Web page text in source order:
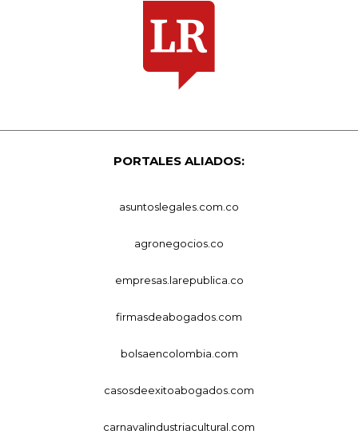
PORTALES ALIADOS:
asuntoslegales.com.co
agronegocios.co
empresas.larepublica.co
firmasdeabogados.com
bolsaencolombia.com
casosdeexitoabogados.com
carnavalindustriacultural.com